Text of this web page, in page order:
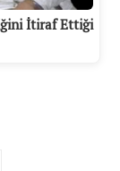
İtiraf Ettiği